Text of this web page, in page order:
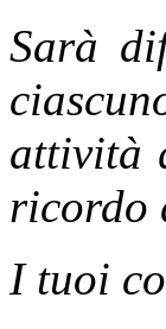
Sarà
attività
ricordo
I tuoi